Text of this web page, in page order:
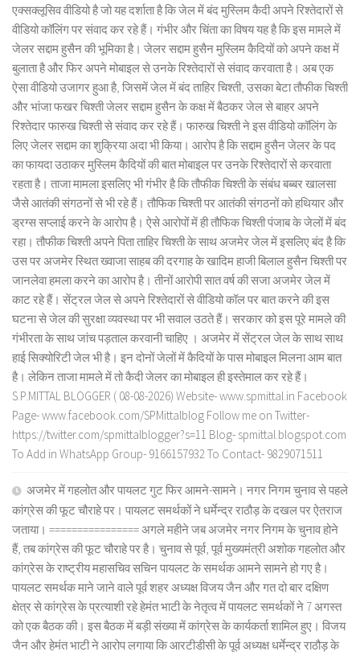
एक्सक्लूसिव वीडियो है जो यह दर्शाता है कि जेल में बंद मुस्लिम कैदी अपने रिश्तेदारों से
वीडियो कॉलिंग पर संवाद कर रहे हैं। गंभीर और चिंता का विषय यह है कि इस मामले में
जेलर सद्दाम हुसैन की भूमिका है। जेलर सद्दाम हुसैन मुस्लिम कैदियों को अपने कक्ष में
बुलाता है और फिर अपने मोबाइल से उनके रिश्तेदारों से संवाद करवाता है। अब एक
ऐसा वीडियो उजागर हुआ है, जिसमें जेल में बंद ताहिर चिश्ती, उसका बेटा तौफीक चिश्ती
और भांजा फखर चिश्ती जेलर सद्दाम हुसैन के कक्ष में बैठकर जेल से बाहर अपने
रिश्तेदार फारुख चिश्ती से संवाद कर रहे हैं। फारुख चिश्ती ने इस वीडियो कॉलिंग के
लिए जेलर सद्दाम का शुक्रिया अदा भी किया। आरोप है कि सद्दाम हुसैन जेलर के पद
का फायदा उठाकर मुस्लिम कैदियों की बात मोबाइल पर उनके रिश्तेदारों से करवाता
रहता है। ताजा मामला इसलिए भी गंभीर है कि तौफीक चिश्ती के संबंध बब्बर खालसा
जैसे आतंकी संगठनों से भी रहे हैं। तौफिक चिश्ती पर आतंकी संगठनों को हथियार और
ड्रग्स सप्लाई करने के आरोप है। ऐसे आरोपों में ही तौफिक चिश्ती पंजाब के जेलों में बंद
रहा। तौफीक चिश्ती अपने पिता ताहिर चिश्ती के साथ अजमेर जेल में इसलिए बंद है कि
उस पर अजमेर स्थित ख्वाजा साहब की दरगाह के खादिम हाजी बिलाल हुसैन चिश्ती पर
जानलेवा हमला करने का आरोप है। तीनों आरोपी सात वर्ष की सजा अजमेर जेल में
काट रहे हैं। सेंट्रल जेल से अपने रिश्तेदारों से वीडियो कॉल पर बात करने की इस
घटना से जेल की सुरक्षा व्यवस्था पर भी सवाल उठते हैं। सरकार को इस पूरे मामले की
गंभीरता के साथ जांच पड़ताल करवानी चाहिए । अजमेर में सेंट्रल जेल के साथ साथ
हाई सिक्योरिटी जेल भी है। इन दोनों जेलों में कैदियों के पास मोबाइल मिलना आम बात
है। लेकिन ताजा मामले में तो कैदी जेलर का मोबाइल ही इस्तेमाल कर रहे हैं।
S.P.MITTAL BLOGGER ( 08-08-2026) Website- www.spmittal.in Facebook
Page- www.facebook.com/SPMittalblog Follow me on Twitter-
https://twitter.com/spmittalblogger?s=11 Blog- spmittal.blogspot.com
To Add in WhatsApp Group- 9166157932 To Contact- 9829071511
अजमेर में गहलोत और पायलट गुट फिर आमने-सामने। नगर निगम चुनाव से पहले
कांग्रेस की फूट चौराहे पर। पायलट समर्थकों ने धर्मेन्द्र राठौड़ के दखल पर ऐतराज
जताया। ================ अगले महीने जब अजमेर नगर निगम के चुनाव होने
हैं, तब कांग्रेस की फूट चौराहे पर है। चुनाव से पूर्व, पूर्व मुख्यमंत्री अशोक गहलोत और
कांग्रेस के राष्ट्रीय महासचिव सचिन पायलट के समर्थक आमने सामने हो गए है।
पायलट समर्थक माने जाने वाले पूर्व शहर अध्यक्ष विजय जैन और गत दो बार दक्षिण
क्षेत्र से कांग्रेस के प्रत्याशी रहे हेमंत भाटी के नेतृत्व में पायलट समर्थकों ने 7 अगस्त
को एक बैठक की। इस बैठक में बड़ी संख्या में कांग्रेस के कार्यकर्ता शामिल हुए। विजय
जैन और हेमंत भाटी ने आरोप लगाया कि आरटीडीसी के पूर्व अध्यक्ष धर्मेन्द्र राठौड़ के